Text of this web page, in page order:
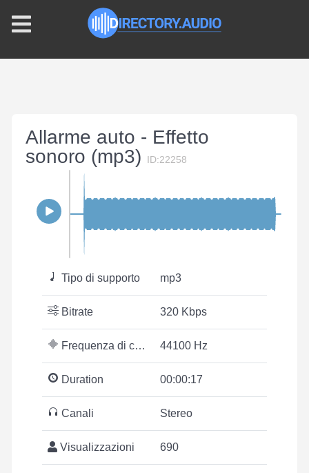
Allarme auto - Effetto
sonoro (mp3)
ID:22258
Tipo di supporto mp3
Bitrate 320 Kbps
Frequenza di campionamento 44100 Hz
Duration 00:00:17
Canali Stereo
Visualizzazioni 690